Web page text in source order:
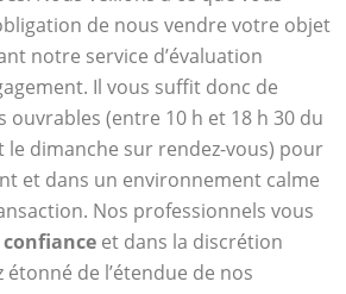
de nous vendre votre objet
notre service d’évaluation
Il vous suffit donc de
ouvrables (entre 10 h et 18 h 30 du
le dimanche sur rendez-vous) pour
et dans un environnement calme
Nos professionnels vous
et dans la discrétion
de l’étendue de nos